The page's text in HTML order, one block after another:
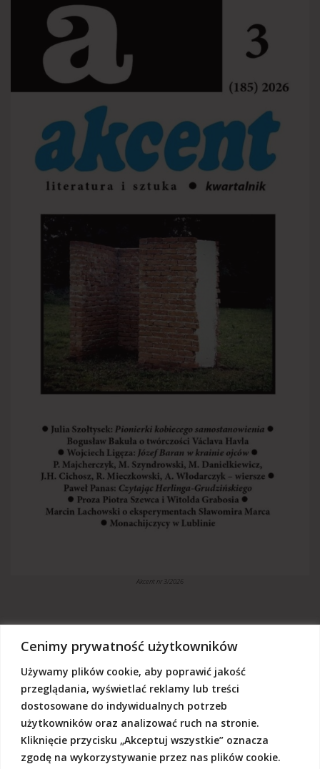
Cenimy prywatność użytkowników
Używamy plików cookie, aby poprawić jakość
przeglądania, wyświetlać reklamy lub treści
dostosowane do indywidualnych potrzeb
użytkowników oraz analizować ruch na stronie.
Kliknięcie przycisku „Akceptuj wszystkie” oznacza
zgodę na wykorzystywanie przez nas plików cookie.
Akcent nr 3/2026
„Akcent” jest czasopismem niezależnym, utrzymujemy się z dotacji
budżetowych oraz darowizn. Będziemy wdzięczni, jeśli zechcą nas
Państwo wesprzeć dowolną kwotą.
Wschodnia Fundacja Kultury „Akcent”, ul. Grodzka 3, 20-112 Lublin
Nr rachunku:50124015031111000017528667
(z dopiskiem: Darowizna na działalność statutową Wschodniej
Fundacji Kultury Akcent w sferze pożytku publicznego)